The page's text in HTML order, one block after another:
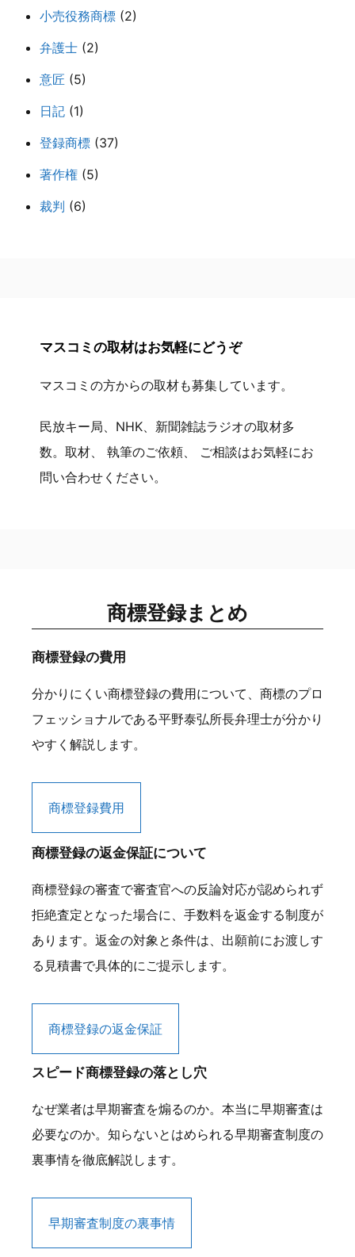
小売役務商標 (2)
弁護士 (2)
意匠 (5)
日記 (1)
登録商標 (37)
著作権 (5)
裁判 (6)
マスコミの取材はお気軽にどうぞ
マスコミの方からの取材も募集しています。
民放キー局、NHK、新聞雑誌ラジオの取材多
数。取材、 執筆のご依頼、 ご相談はお気軽にお
問い合わせください。
商標登録まとめ
商標登録の費用
分かりにくい商標登録の費用について、商標のプロ
フェッショナルである平野泰弘所長弁理士が分かり
やすく解説します。
商標登録費用
商標登録の返金保証について
商標登録の審査で審査官への反論対応が認められず
拒絶査定となった場合に、手数料を返金する制度が
あります。返金の対象と条件は、出願前にお渡しす
る見積書で具体的にご提示します。
商標登録の返金保証
スピード商標登録の落とし穴
なぜ業者は早期審査を煽るのか。本当に早期審査は
必要なのか。知らないとはめられる早期審査制度の
裏事情を徹底解説します。
早期審査制度の裏事情